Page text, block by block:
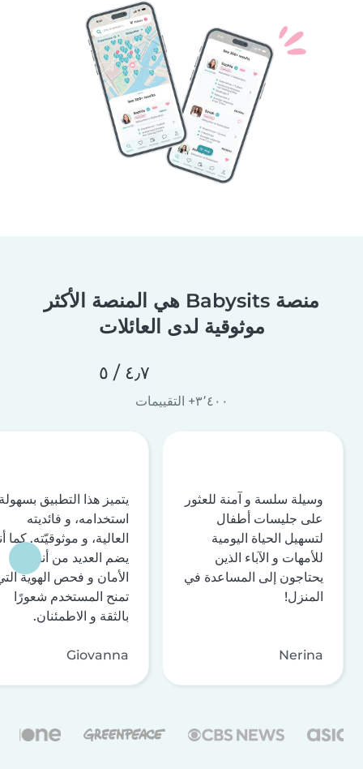
منصة Babysits هي المنصة الأكثر
موثوقية لدى العائلات
٤٫٧ / ٥
٣٬٤٠٠+ التقييمات
وسيلة سلسة و آمنة للعثور
على جليسات أطفال
لتسهيل الحياة اليومية
للأمهات و الآباء الذين
يحتاجون إلى المساعدة في
المنزل!
Nerina
يتميز هذا التطبيق
استخدامه، و فائديته
العالية، و موثوقيّته. كما
يضم العديد من أنظمة
الأمان و فحص الهوية
تمنح المستخدم شعورًا
بالثقة و الاطمئنان.
Giovanna